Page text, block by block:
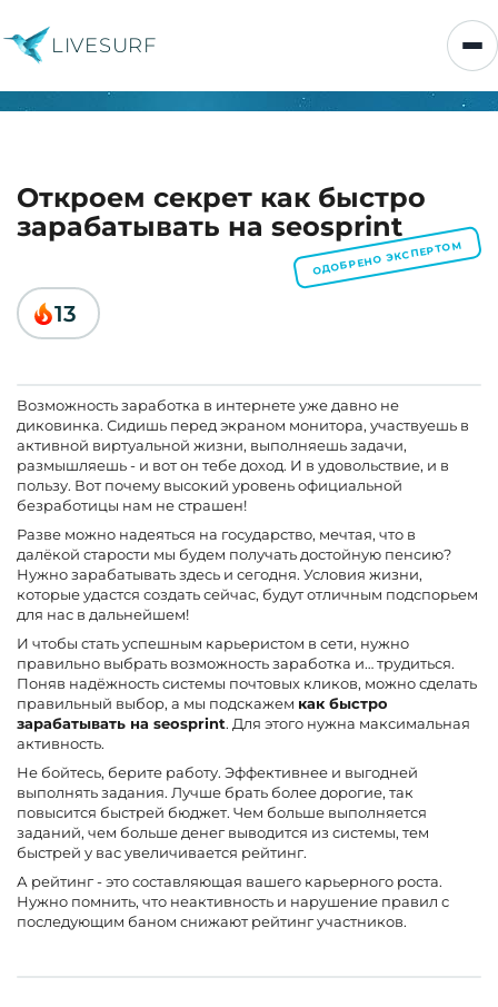
LIVESURF
Откроем секрет как быстро
зарабатывать на seosprint
ОДОБРЕНО ЭКСПЕРТОМ
13
Возможность заработка в интернете уже давно не
диковинка. Сидишь перед экраном монитора, участвуешь в
активной виртуальной жизни, выполняешь задачи,
размышляешь - и вот он тебе доход. И в удовольствие, и в
пользу. Вот почему высокий уровень официальной
безработицы нам не страшен!
Разве можно надеяться на государство, мечтая, что в
далёкой старости мы будем получать достойную пенсию?
Нужно зарабатывать здесь и сегодня. Условия жизни,
которые удастся создать сейчас, будут отличным подспорьем
для нас в дальнейшем!
И чтобы стать успешным карьеристом в сети, нужно
правильно выбрать возможность заработка и… трудиться.
Поняв надёжность системы почтовых кликов, можно сделать
правильный выбор, а мы подскажем как быстро
зарабатывать на seosprint. Для этого нужна максимальная
активность.
Не бойтесь, берите работу. Эффективнее и выгодней
выполнять задания. Лучше брать более дорогие, так
повысится быстрей бюджет. Чем больше выполняется
заданий, чем больше денег выводится из системы, тем
быстрей у вас увеличивается рейтинг.
А рейтинг - это составляющая вашего карьерного роста.
Нужно помнить, что неактивность и нарушение правил с
последующим баном снижают рейтинг участников.